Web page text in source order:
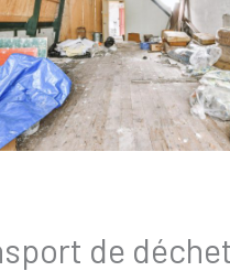
de